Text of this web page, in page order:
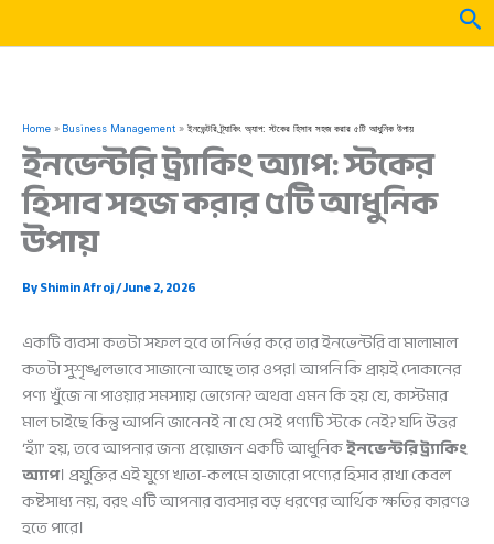
Home Business Management ইনভেন্টরি ট্র্যাকিং অ্যাপ: স্টকের হিসাব সহজ করার ৫টি আধুনিক উপায়
ইনভেন্টরি ট্র্যাকিং অ্যাপ: স্টকের
হিসাব সহজ করার ৫টি আধুনিক
উপায়
ByShimin Afroj/June 2, 2026
একটি ব্যবসা কতটা সফল হবে তা নির্ভর করে তার ইনভেন্টরি বা মালামাল
কতটা সুশৃঙ্খলভাবে সাজানো আছে তার ওপর। আপনি কি প্রায়ই দোকানের
পণ্য খুঁজে না পাওয়ার সমস্যায় ভোগেন? অথবা এমন কি হয় যে, কাস্টমার
মাল চাইছে কিন্তু আপনি জানেনই না যে সেই পণ্যটি স্টকে নেই? যদি উত্তর
‘হ্যাঁ’ হয়, তবে আপনার জন্য প্রয়োজন একটি আধুনিকইনভেন্টরি ট্র্যাকিং
অ্যাপ। প্রযুক্তির এই যুগে খাতা-কলমে হাজারো পণ্যের হিসাব রাখা কেবল
কষ্টসাধ্য নয়, বরং এটি আপনার ব্যবসার বড় ধরণের আর্থিক ক্ষতির কারণও
হতে পারে।